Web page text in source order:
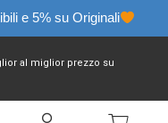
e 5% su Originali
al miglior prezzo su